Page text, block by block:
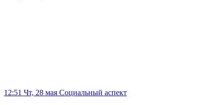
12:51 Чт, 28 мая Социальный аспект